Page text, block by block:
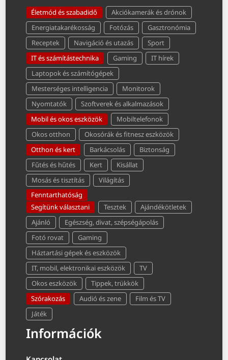
Életmód és szabadidő
Akciókamerák és drónok
Energiatakarékosság
Fotózás
Gasztronómia
Receptek
Navigáció és utazás
Sport
IT és számítástechnika
Gaming
IT hírek
Laptopok és számítógépek
Mesterséges intelligencia
Monitorok
Nyomtatók
Szoftverek és alkalmazások
Mobil és okos eszközök
Mobiltelefonok
Okos otthon
Okosórák és fitnesz eszközök
Otthon és kert
Barkácsolás
Biztonság
Fűtés és hűtés
Kert
Kisállat
Mosás és tisztítás
Világítás
Fenntarthatóság
Segítünk választani
Tesztek
Ajándékötletek
Ajánló
Egészség, divat, szépségápolás
Fotó rovat
Gaming
Háztartási gépek és eszközök
IT, mobil, elektronikai eszközök
TV
Okos eszközök
Tippek, trükkök
Szórakozás
Audió és zene
Film és TV
Játék
Információk